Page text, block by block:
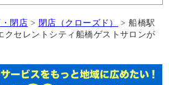
閉店 > 閉店（クローズド） > 船橋駅
クセレントシティ船橋ゲストサロンが